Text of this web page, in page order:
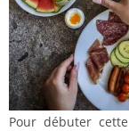
Pour débuter